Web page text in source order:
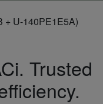
+ U-140PE1E5A)
Trusted